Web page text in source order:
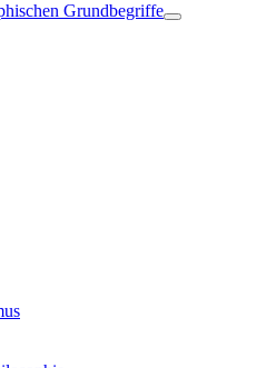
Grundbegriffe